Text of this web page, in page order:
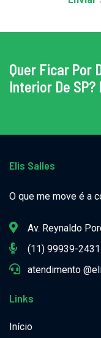
Quer Ficar Por
Interior De SP?
Elis Salles
O que me move é a
Av. Reynaldo
(11) 99939-2431
atendimento
Links
Início